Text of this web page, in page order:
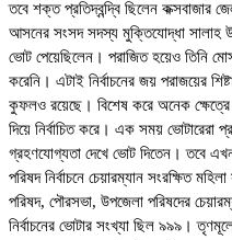
তবে শক্ত প্রতিদ্বন্দ্বি ছিলেন কক্সবাজার
আসনের সংসদ সদস্য মুক্তিযোদ্ধা সালাহ
ভোট পেয়েছিলেন। পরাজিত হয়েও তিনি
করেনি। এটাই নির্বাচনের জয় পরাজয়ের
কুফলও রয়েছে। বিশেষ করে অনেক
দিয়ে নির্বাচিত করে। এক সময় ভোটারেরা
গ্রহণযোগ্যতা দেখে ভোট দিতেন। তবে
পরিষদ নির্বাচনে চেয়ারম্যান সংরক্ষিত
পরিষদ, পৌরসভা, উপজেলা পরিষদের
নির্বাচনের ভোটার সংখ্যা ছিল ৯৯৯।